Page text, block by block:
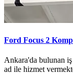
Ford Focus 2
Ankara'da bulunan iş
ad ile hizmet